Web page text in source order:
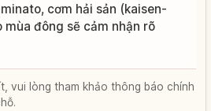
cơm hải sản (kaisen-
mùa đông sẽ cảm nhận rõ
vui lòng tham khảo thông báo chính